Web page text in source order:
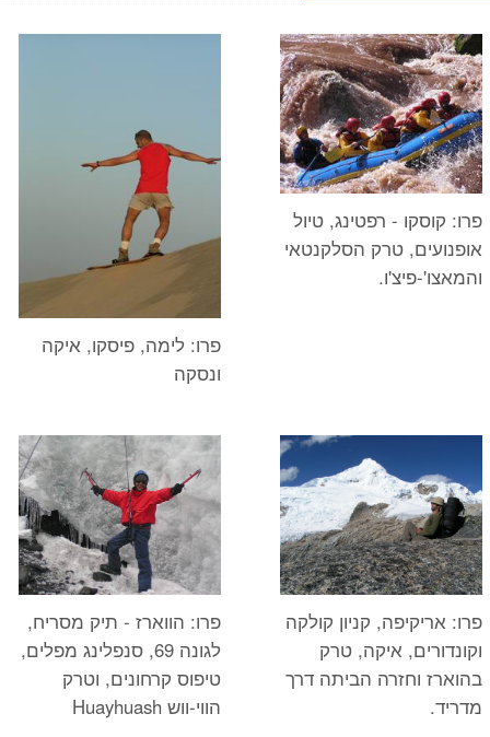
פרו: קוסקו - רפטינג, טיול
אופנועים, טרק הסלקנטאי
והמאצו'-פיצ'ו.
פרו: לימה, פיסקו, איקה
ונסקה
פרו: אריקיפה, קניון קולקה
וקונדורים, איקה, טרק
בהוארז וחזרה הביתה דרך
מדריד.
פרו: הווארז - תיק מסריח,
לגונה 69, סנפלינג מפלים,
טיפוס קרחונים, וטרק
הווי-ווש Huayhuash